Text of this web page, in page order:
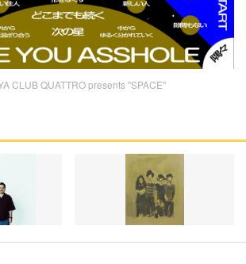
CLUB QUATTRO presents "SPACE"